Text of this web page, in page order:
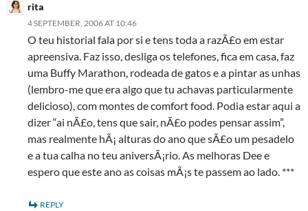
rita
4 SEPTEMBER, 2006 AT 10:46
O teu historial fala por si e tens toda a razÃ£o em estar
apreensiva. Faz isso, desliga os telefones, fica em casa, faz
uma Buffy Marathon, rodeada de gatos e a pintar as unhas
(lembro-me que era algo que tu achavas particularmente
delicioso), com montes de comfort food. Podia estar aqui a
dizer “ai nÃ£o, tens que sair, nÃ£o podes pensar assim”,
mas realmente hÃ¡ alturas do ano que sÃ£o um pesadelo
e a tua calha no teu aniversÃ¡rio. As melhoras Dee e
espero que este ano as coisas mÃ¡s te passem ao lado. ***
REPLY